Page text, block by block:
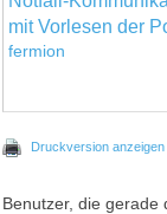
mit Vorlesen der
fermion
Druckversion anzeigen
Benutzer, die gerade